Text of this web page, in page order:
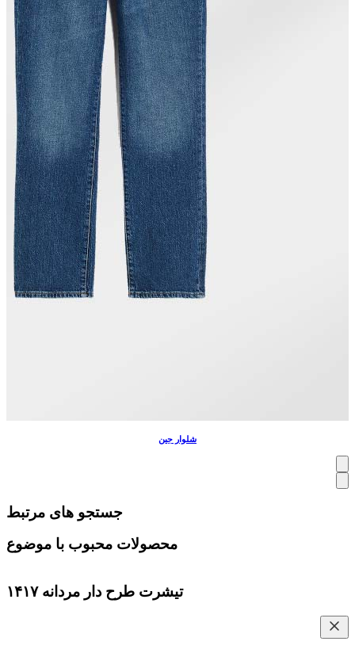
شلوار جین
جستجو های مرتبط
محصولات محبوب با موضوع
تیشرت طرح دار مردانه ۱۴۱۷